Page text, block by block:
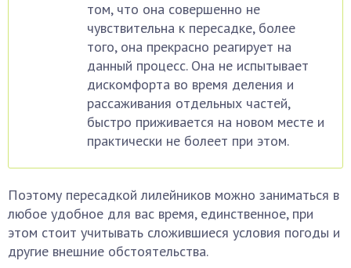
том, что она совершенно не
чувствительна к пересадке, более
того, она прекрасно реагирует на
данный процесс. Она не испытывает
дискомфорта во время деления и
рассаживания отдельных частей,
быстро приживается на новом месте и
практически не болеет при этом.
Поэтому пересадкой лилейников можно заниматься в
любое удобное для вас время, единственное, при
этом стоит учитывать сложившиеся условия погоды и
другие внешние обстоятельства.